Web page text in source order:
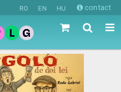
RO EN HU contact